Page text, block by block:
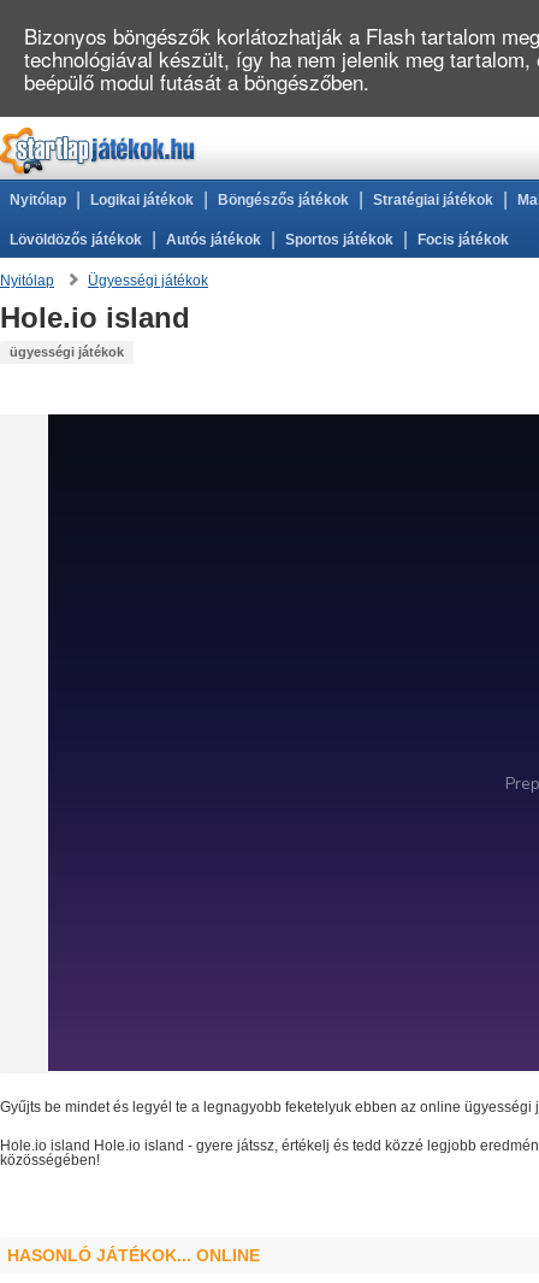
Nyitólap Logikai játékok Böngészős játékok Stratégiai játékok
Lövöldözős játékok Autós játékok Sportos játékok Focis játékok
Nyitólap Ügyességi játékok
Hole.io island
ügyességi játékok
Gyűjts be mindet és legyél te a legnagyobb feketelyuk ebben az online
Hole.io island - gyere játssz, értékelj és tedd közzé legjobb
Hole.io island
közösségében!
HASONLÓ JÁTÉKOK... ONLINE
Bizonyos böngészők korlátozhatják a Flash tartalom
technológiával készült, így ha nem jelenik meg
beépülő modul futását a böngészőben.